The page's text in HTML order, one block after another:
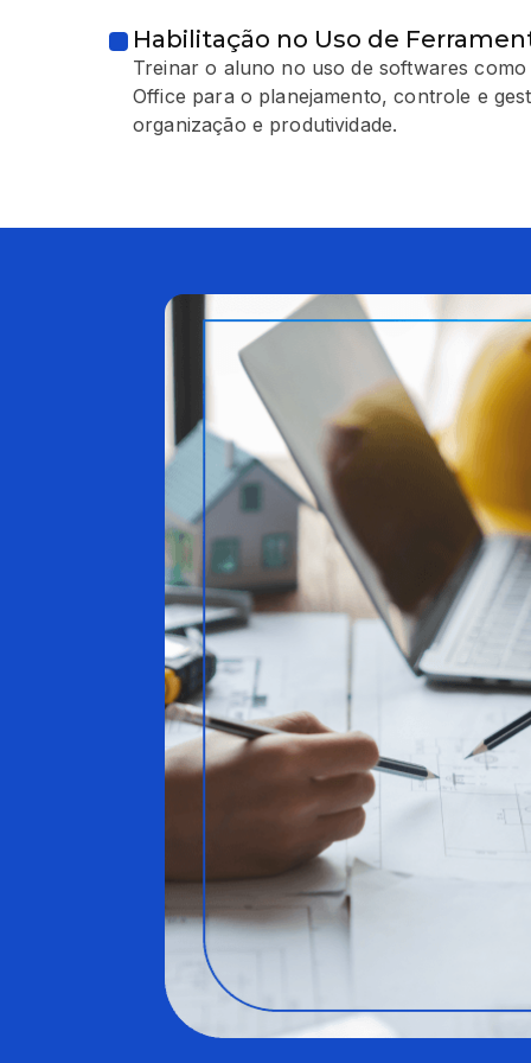
Habilitação no Uso de
Treinar o aluno no uso de softwares
Office para o planejamento, controle e
organização e produtividade.